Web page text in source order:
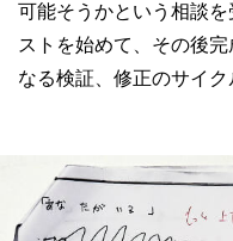
可能そうかという相談
ストを始めて、その後
なる検証、修正のサイク